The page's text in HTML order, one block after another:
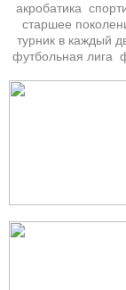
акробатика
старшее
турник в каждый
футбольная лига